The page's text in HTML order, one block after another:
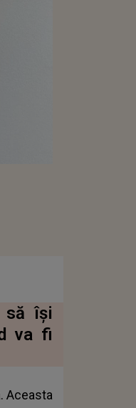
să își
va fi
Aceasta